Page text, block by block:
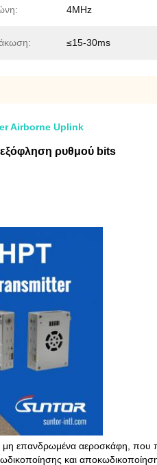
4MHz
≤15-30ms
Airborne Uplink
εξόφληση ρυθμού bits
μη επανδρωμένα αεροσκάφη,
και